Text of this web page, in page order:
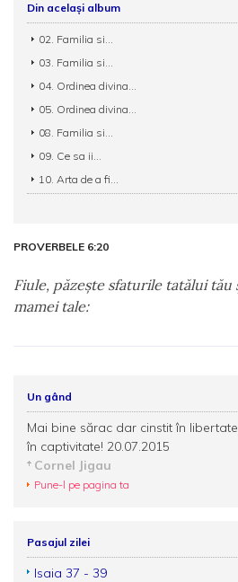
Din același album
02. Familia si...
03. Familia si...
04. Ordinea divina...
05. Ordinea divina...
08. Familia si...
09. Ce sa ii...
10. Arta de a fi...
PROVERBELE 6:20
Fiule, păzeşte sfaturile tatălui
mamei tale:
Un gând
Mai bine sărac dar cinstit în
în captivitate! 20.07.2015
Cornel Jigau
Pune-l pe pagina ta
Pasajul zilei
Isaia 37 - 39